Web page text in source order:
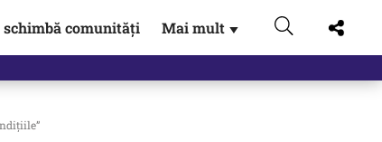
schimbă comunități Mai mult ▼